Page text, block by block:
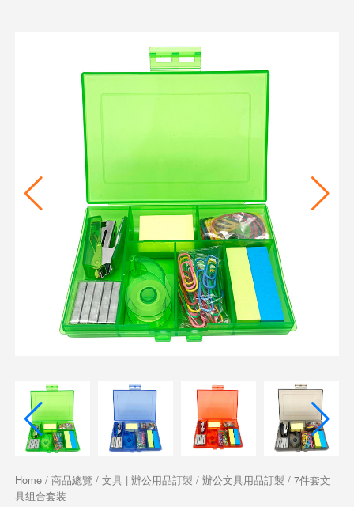
Home/ 商品總覽 / 文具 | 辦公用品訂製 / 辦公文具用品訂製 / 7件套文
具组合套装